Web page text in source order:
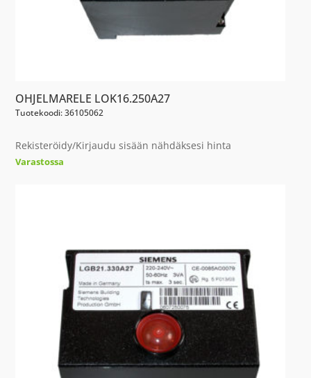
OHJELMARELE LOK16.250A27
Tuotekoodi: 36105062
Rekisteröidy/Kirjaudu sisään nähdäksesi hinta
Varastossa